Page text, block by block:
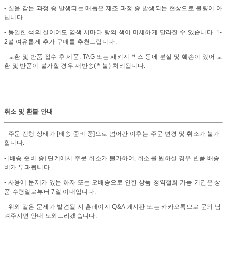
- 실을 감는 과정 중 발생되는 매듭은 제조 과정 중 발생되는 현상으로 불량이 아
닙니다.
- 동일한 색의 실이여도 염색 시마다 탕의 색이 미세하게 달라질 수 있습니다. 1-
2볼 여유롭게 추가 구매를 추천드립니다.
- 교환 및 반품 접수 후 제품, TAG 또는 패키지 박스 등에 분실 및 훼손이 있어 교
환 및 반품이 불가할 경우 재반송(착불) 처리됩니다.
취소 및 환불 안내
- 주문 진행 상태가 [배송 준비 중]으로 넘어간 이후는 주문 변경 및 취소가 불가
합니다.
- [배송 준비 중] 단계에서 주문 취소가 불가하여, 취소를 원하실 경우 반품 배송
비가 부과됩니다.
- 사용에 문제가 있는 하자 또는 오배송으로 인한 상품 청약철회 가능 기간은 상
품 수령일로부터 7일 이내입니다.
- 위와 같은 문제가 발견될 시 홈페이지 Q&A 게시판 또는 카카오톡으로 문의 남
겨주시면 안내 도와드리겠습니다.